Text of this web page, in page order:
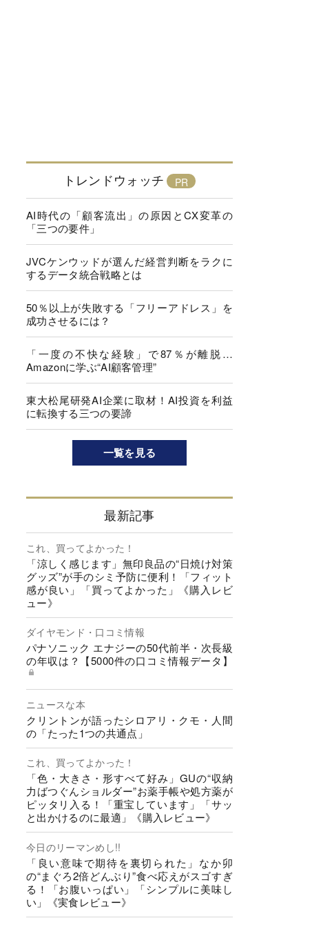
トレンドウォッチ
AI時代の「顧客流出」の原因とCX変革の
「三つの要件」
JVCケンウッドが選んだ経営判断をラクに
するデータ統合戦略とは
50％以上が失敗する「フリーアドレス」を
成功させるには？
「一度の不快な経験」で87％が離脱…
Amazonに学ぶ“AI顧客管理”
東大松尾研発AI企業に取材！AI投資を利益
に転換する三つの要諦
一覧を見る
最新記事
これ、買ってよかった！
「涼しく感じます」無印良品の“日焼け対策
グッズ”が手のシミ予防に便利！「フィット
感が良い」「買ってよかった」《購入レビ
ュー》
ダイヤモンド・口コミ情報
パナソニック エナジーの50代前半・次長級
の年収は？【5000件の口コミ情報データ】
ニュースな本
クリントンが語ったシロアリ・クモ・人間
の「たった1つの共通点」
これ、買ってよかった！
「色・大きさ・形すべて好み」GUの“収納
力ばつぐんショルダー”お薬手帳や処方薬が
ピッタリ入る！「重宝しています」「サッ
と出かけるのに最適」《購入レビュー》
今日のリーマンめし!!
「良い意味で期待を裏切られた」なか卯
の“まぐろ2倍どんぶり”食べ応えがスゴすぎ
る！「お腹いっぱい」「シンプルに美味し
い」《実食レビュー》